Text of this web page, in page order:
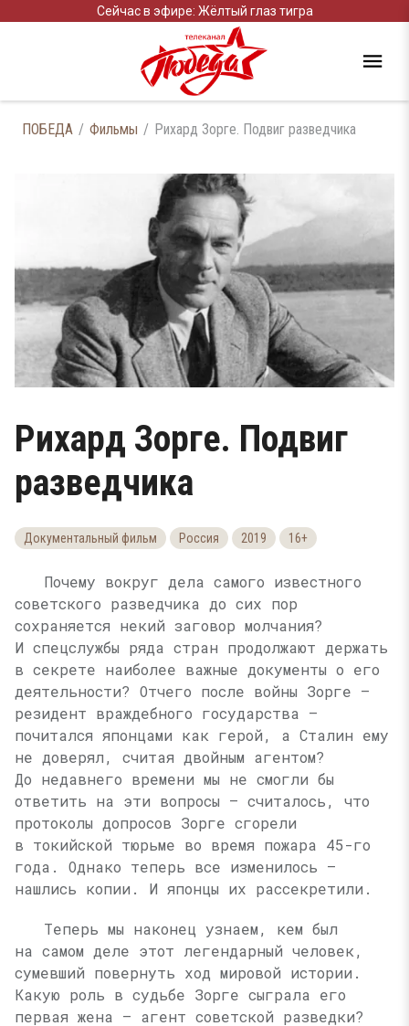
Сейчас в эфире: Жёлтый глаз тигра
ПОБЕДА Фильмы Рихард Зорге. Подвиг разведчика
Рихард Зорге. Подвиг
разведчика
Документальный фильм Россия 2019 16+
Почему вокруг дела самого известного
советского разведчика до сих пор
сохраняется некий заговор молчания?
И спецслужбы ряда стран продолжают держать
в секрете наиболее важные документы о его
деятельности? Отчего после войны Зорге —
резидент враждебного государства —
почитался японцами как герой, а Сталин ему
не доверял, считая двойным агентом?
До недавнего времени мы не смогли бы
ответить на эти вопросы — считалось, что
протоколы допросов Зорге сгорели
в токийской тюрьме во время пожара 45-го
года. Однако теперь все изменилось —
нашлись копии. И японцы их рассекретили.
Теперь мы наконец узнаем, кем был
на самом деле этот легендарный человек,
сумевший повернуть ход мировой истории.
Какую роль в судьбе Зорге сыграла его
первая жена — агент советской разведки?